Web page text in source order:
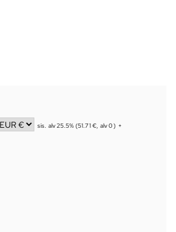
sis. alv 25.5% (51.71 €, alv 0) +